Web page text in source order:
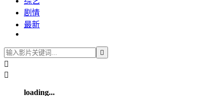
剧情
最新



loading...